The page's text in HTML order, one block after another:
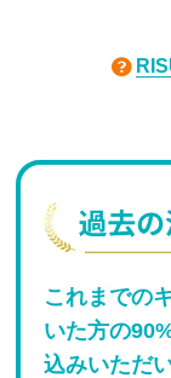
これまでの
いた方の
込みいただ